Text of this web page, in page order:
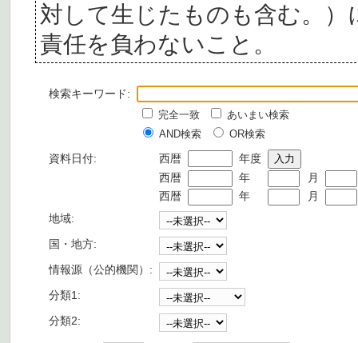
対して生じたものも含む。
責任を負わないこと。
検索キーワード:
完全一致
あいまい検索
AND検索
OR検索
資料日付: 西暦
年度
西暦
年
月
西暦
年
月
地域:
国・地方:
情報源（公的機関）:
分類1:
分類2: